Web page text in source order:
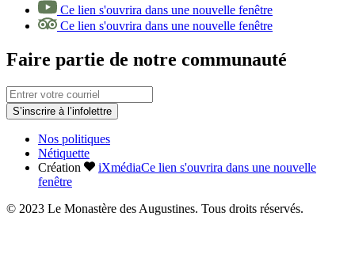
Ce lien s'ouvrira dans une nouvelle fenêtre
Ce lien s'ouvrira dans une nouvelle fenêtre
Faire partie de notre communauté
S’inscrire à l’infolettre
Nos politiques
Nétiquette
Création
iXmédiaCe lien s'ouvrira dans une nouvelle
fenêtre
© 2023 Le Monastère des Augustines. Tous droits réservés.